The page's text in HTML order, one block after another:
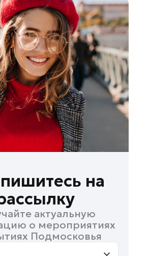
на
актуальную
о мероприятиях
Подмосковья